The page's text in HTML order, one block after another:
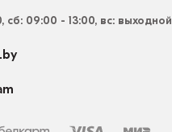
сб: 09:00 - 13:00, вс: выходной